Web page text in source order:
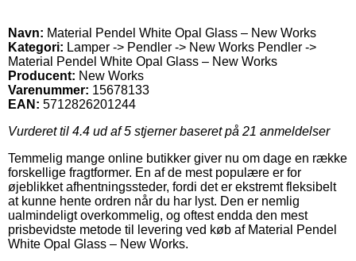
Navn: Material Pendel White Opal Glass – New Works
Kategori: Lamper -> Pendler -> New Works Pendler ->
Material Pendel White Opal Glass – New Works
Producent: New Works
Varenummer: 15678133
EAN: 5712826201244
Vurderet til 4.4 ud af 5 stjerner baseret på 21 anmeldelser
Temmelig mange online butikker giver nu om dage en række
forskellige fragtformer. En af de mest populære er for
øjeblikket afhentningssteder, fordi det er ekstremt fleksibelt
at kunne hente ordren når du har lyst. Den er nemlig
ualmindeligt overkommelig, og oftest endda den mest
prisbevidste metode til levering ved køb af Material Pendel
White Opal Glass – New Works.